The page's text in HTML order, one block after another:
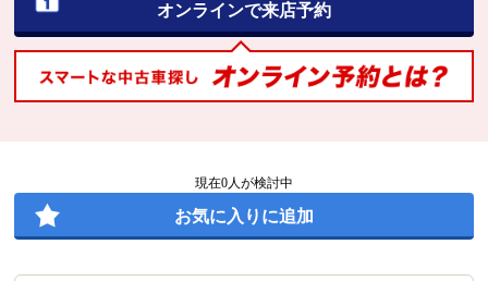
オンラインで来店予約
現在0人が検討中
お気に入りに追加